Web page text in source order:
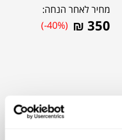
מחיר לאחר הנחה:
₪ 350
(-40%)